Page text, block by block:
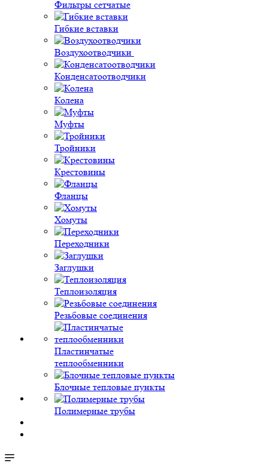
Фильтры сетчатые
Гибкие вставки
Воздухоотводчики
Конденсатоотводчики
Колена
Муфты
Тройники
Крестовины
Фланцы
Хомуты
Переходники
Заглушки
Теплоизоляция
Резьбовые соединения
Пластинчатые
теплообменники
Блочные тепловые пункты
Полимерные трубы